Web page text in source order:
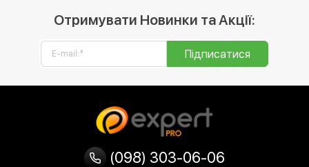
Отримувати Новинки та Акції:
Підписатися
(098) 303-06-06